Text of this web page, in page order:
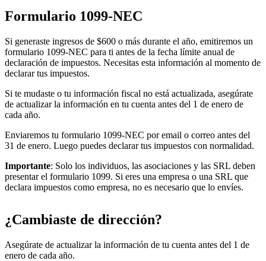
Formulario 1099-NEC
Si generaste ingresos de $600 o más durante el año, emitiremos un
formulario 1099-NEC para ti antes de la fecha límite anual de
declaración de impuestos. Necesitas esta información al momento de
declarar tus impuestos.
Si te mudaste o tu información fiscal no está actualizada, asegúrate
de actualizar la información en tu cuenta antes del 1 de enero de
cada año.
Enviaremos tu formulario 1099-NEC por email o correo antes del
31 de enero. Luego puedes declarar tus impuestos con normalidad.
Importante: Solo los individuos, las asociaciones y las SRL deben
presentar el formulario 1099. Si eres una empresa o una SRL que
declara impuestos como empresa, no es necesario que lo envíes.
¿Cambiaste de dirección?
Asegúrate de actualizar la información de tu cuenta antes del 1 de
enero de cada año.